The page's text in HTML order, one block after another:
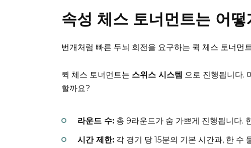
속성 체스 토너먼트는 어
번개처럼 빠른 두뇌 회전을 요구하는 퀵 체스 토너먼
퀵 체스 토너먼트는 스위스 시스템 으로 진행됩니다.
할까요?
라운드 수: 총 9라운드가 숨 가쁘게 진행됩니다.
시간 제한: 각 경기 당 15분의 기본 시간과, 한 수